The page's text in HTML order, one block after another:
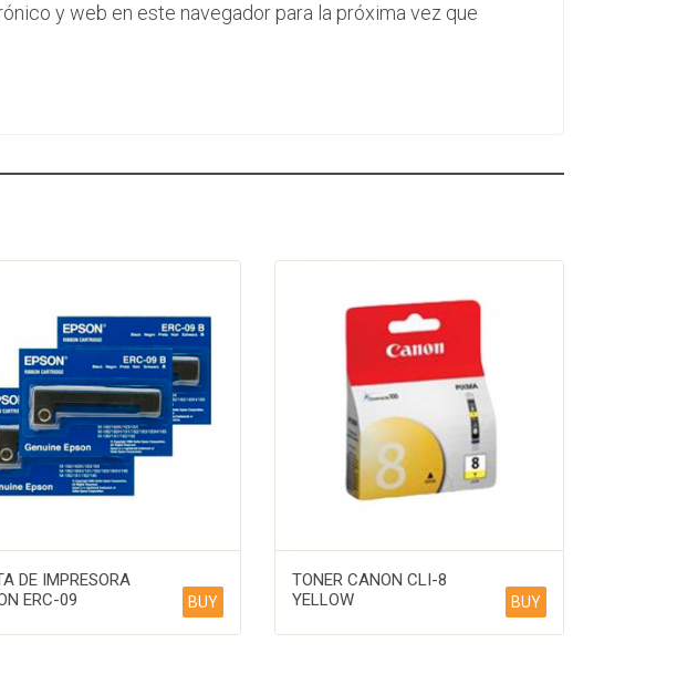
y web en este navegador para la próxima vez que
DE IMPRESORA
ERC-09
BUY
TONER CANON CLI-8
YELLOW
BUY